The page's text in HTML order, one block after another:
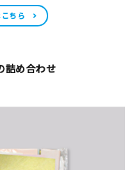
ちら
詰め合わせ